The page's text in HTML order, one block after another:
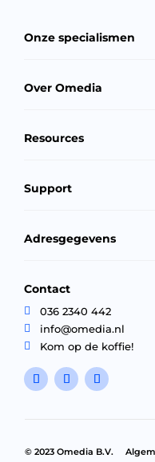
Onze specialismen
Over Omedia
Resources
Support
Adresgegevens
Contact
 036 2340 442
 info@omedia.nl
 Kom op de koffie!
© 2023 Omedia B.V.